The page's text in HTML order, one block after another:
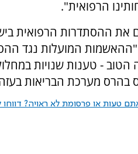
הרפואית".
את ההסתדרות הרפואית
המועלות נגד
- טענות שנויות
מערכת הבריאות
טעות או פרסומת לא ראויה? דווחו